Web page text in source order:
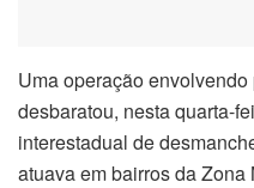
Panel
panel
Uma operação
desbaratou, nesta quarta-
interestadual de
atuava em bairros da